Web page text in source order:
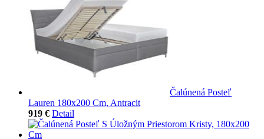
Čalúnená Posteľ
Lauren 180x200 Cm, Antracit
919 € Detail